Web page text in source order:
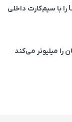
شرکت ZTE روتر 5G مدل U30 Pro را با سیم‌کارت داخلی
را میلیونر می‌کند